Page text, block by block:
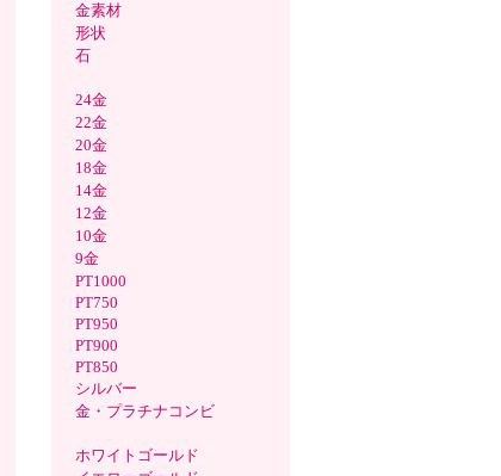
金素材
形状
石
24金
22金
20金
18金
14金
12金
10金
9金
PT1000
PT750
PT950
PT900
PT850
シルバー
金・プラチナコンビ
ホワイトゴールド